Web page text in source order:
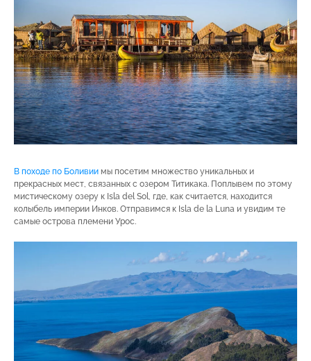
В походе по Боливии мы посетим множество уникальных и
прекрасных мест, связанных с озером Титикака. Поплывем по этому
мистическому озеру к Isla del Sol, где, как считается, находится
колыбель империи Инков. Отправимся к Isla de la Luna и увидим те
самые острова племени Урос.